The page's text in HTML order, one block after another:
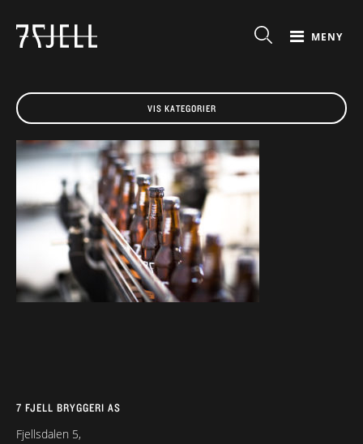
MENY
VIS KATEGORIER
7 FJELL BRYGGERI AS
Fjellsdalen 5,